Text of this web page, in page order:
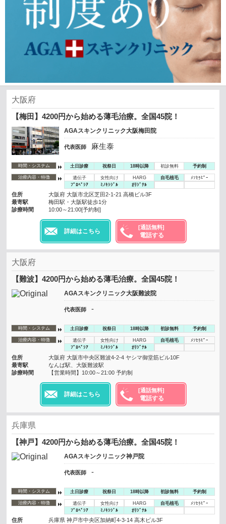
大阪府
【梅田】4200円から始める薄毛治療。全国45院！
AGAスキンクリニック大阪梅田院
代表医師 麻生泰
時間・システム 土日診療 祝祭日 18時以降 初診無料 予約制
治療内容・特徴 遺伝子 女性向け HARG 自毛植毛
ﾒｿｾﾗﾋﾟｰ
ﾌﾟﾛﾍﾟｼｱ
ﾐﾉｷｼｼﾞﾙ ｵﾘｼﾞﾅﾙ
住所
大阪府 大阪市北区芝田2-1-21 高橋ビル3F
最寄駅
梅田駅・大阪駅徒歩1分
診療時間
10:00～21:00[予約制]
詳細はこちら
[通話無料]
電話する
大阪府
【難波】4200円から始める薄毛治療。全国45院！
AGAスキンクリニック大阪難波院
代表医師 -
時間・システム 土日診療 祝祭日 18時以降 初診無料 予約制
治療内容・特徴 遺伝子 女性向け HARG 自毛植毛
ﾒｿｾﾗﾋﾟｰ
ﾌﾟﾛﾍﾟｼｱ
ﾐﾉｷｼｼﾞﾙ ｵﾘｼﾞﾅﾙ
住所
大阪府 大阪市中央区難波4-2-4 ヤシマ御堂筋ビル10F
最寄駅
なんば駅、大阪難波駅
診療時間
【営業時間】10:00～21:00 予約制
詳細はこちら
[通話無料]
電話する
兵庫県
【神戸】4200円から始める薄毛治療。全国45院！
AGAスキンクリニック神戸院
代表医師 -
時間・システム 土日診療 祝祭日 18時以降 初診無料 予約制
治療内容・特徴 遺伝子 女性向け HARG 自毛植毛
ﾒｿｾﾗﾋﾟｰ
ﾌﾟﾛﾍﾟｼｱ
ﾐﾉｷｼｼﾞﾙ ｵﾘｼﾞﾅﾙ
住所
兵庫県 神戸市中央区加納町4-3-14 高木ビル3F